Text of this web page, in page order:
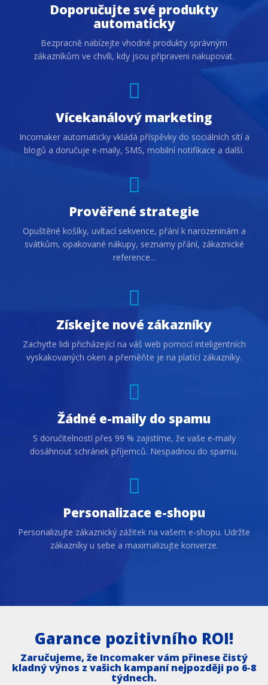
Doporučujte své produkty
automaticky
Bezpracně nabízejte vhodné produkty správným
zákazníkům ve chvíli, kdy jsou připraveni nakupovat.
Vícekanálový marketing
Incomaker automaticky vkládá příspěvky do sociálních sítí a
blogů a doručuje e-maily, SMS, mobilní notifikace a další.
Prověřené strategie
Opuštěné košíky, uvítací sekvence, přání k narozeninám a
svátkům, opakované nákupy, seznamy přání, zákaznické
reference...
Získejte nové zákazníky
Zachyťte lidi přicházející na váš web pomocí inteligentních
vyskakovaných oken a přeměňte je na platící zákazníky.
Žádné e-maily do spamu
S doručitelností přes 99 % zajistíme, že vaše e-maily
dosáhnout schránek příjemců. Nespadnou do spamu.
Personalizace e-shopu
Personalizujte zákaznický zážitek na vašem e-shopu. Udržte
zákazníky u sebe a maximalizujte konverze.
Garance pozitivního ROI!
Zaručujeme, že Incomaker vám přinese čistý
kladný výnos z vašich kampaní nejpozději po 6-8
týdnech.